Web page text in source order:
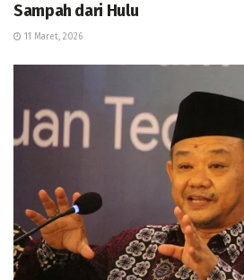
Sampah dari Hulu
11 Maret, 2026